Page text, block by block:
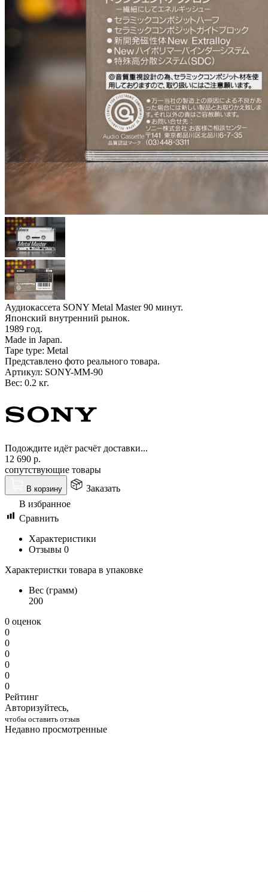
Аудиокассета SONY Metal Master 90 минут.
Японский внутренний рынок.
1989 год.
Made in Japan.
Tape type: Metal
Представлено фото реального товара.
Артикул: SONY-MM-90
Вес: 0.2 кг.
Подождите идёт расчёт доставки...
12 690 р.
сопутствующие товары
В корзину
Заказать
В избранное
Сравнить
Характеристики
Отзывы 0
Характеристки товара в упаковке
Вес (грамм)
200
0 оценок
0
0
0
0
0
0
Рейтинг
Авторизуйтесь,
чтобы оставить отзыв
Недавно просмотренные